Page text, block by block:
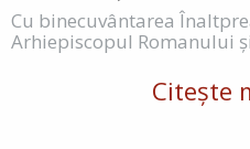
Cu binecuvântarea
Arhiepiscopul Romanului
Citește